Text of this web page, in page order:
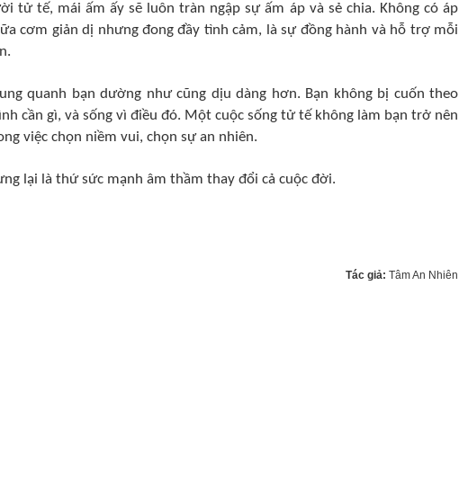
tử tế, mái ấm ấy sẽ luôn tràn ngập sự ấm áp và sẻ chia. Không có áp
cơm giản dị nhưng đong đầy tình cảm, là sự đồng hành và hỗ trợ mỗi
quanh bạn dường như cũng dịu dàng hơn. Bạn không bị cuốn theo
cần gì, và sống vì điều đó. Một cuộc sống tử tế không làm bạn trở nên
việc chọn niềm vui, chọn sự an nhiên.
lại là thứ sức mạnh âm thầm thay đổi cả cuộc đời.
Tác giả: Tâm An Nhiên